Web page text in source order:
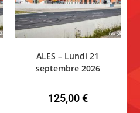
ALES – Lundi 21
septembre 2026
125,00€